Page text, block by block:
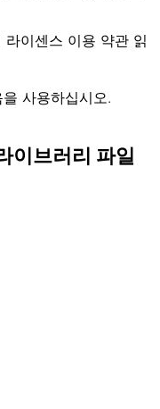
이센스 이용 약관 읽
사용하십시오.
이브러리 파일